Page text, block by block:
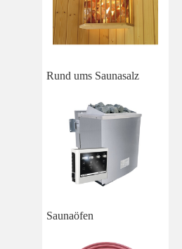
Rund ums Saunasalz
Saunaöfen